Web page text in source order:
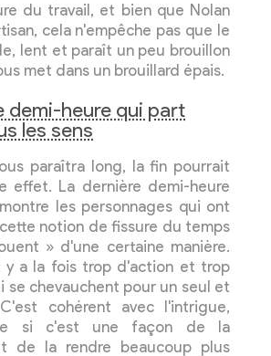
du travail, et bien que Nolan
cela n'empêche pas que le
lent et paraît un peu brouillon
met dans un brouillard épais.
demi-heure qui part
les sens
paraîtra long, la fin pourrait
effet. La dernière demi-heure
les personnages qui ont
notion de fissure du temps
» d'une certaine manière.
y a la fois trop d'action et trop
se chevauchent pour un seul et
cohérent avec l'intrigue,
si c'est une façon de la
de la rendre beaucoup plus